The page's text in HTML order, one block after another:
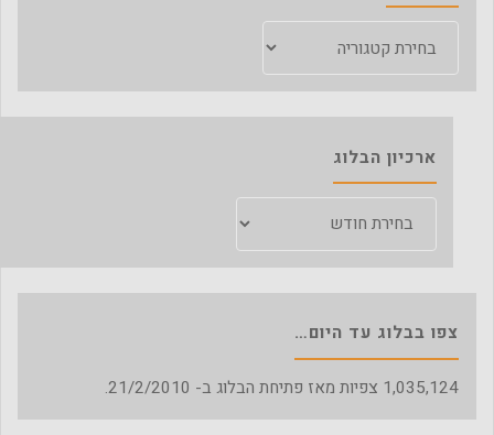
ארכיון הבלוג
צפו בבלוג עד היום…
1,035,124 צפיות מאז פתיחת הבלוג ב- 21/2/2010.